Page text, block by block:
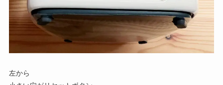
左から